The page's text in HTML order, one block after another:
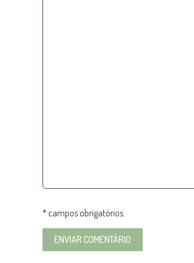
* campos obrigatórios.